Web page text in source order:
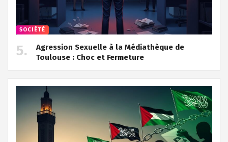
SOCIÉTÉ
Agression Sexuelle à la Médiathèque de
Toulouse : Choc et Fermeture